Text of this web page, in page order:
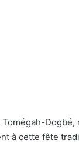
Dogbé,
à cette fête